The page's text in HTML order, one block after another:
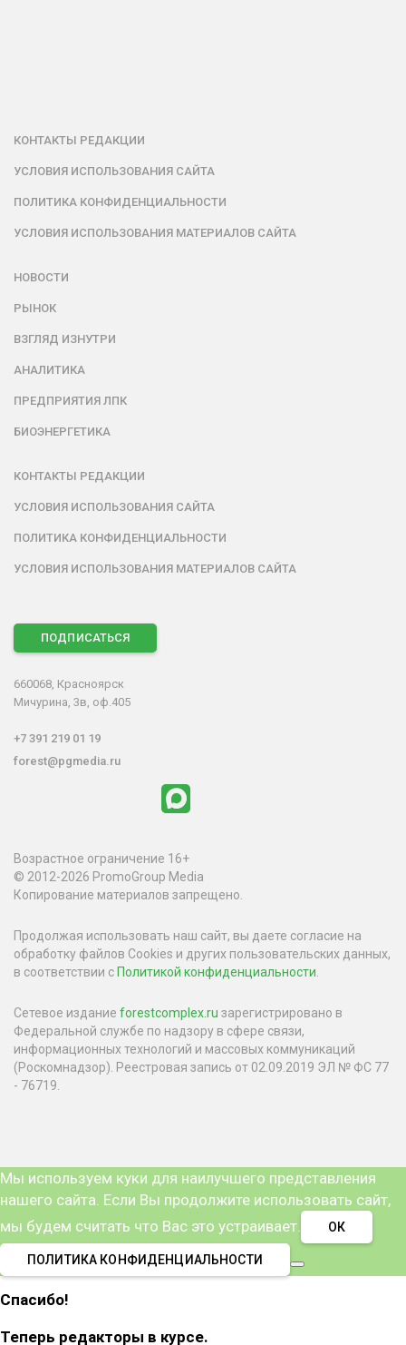
КОНТАКТЫ РЕДАКЦИИ
УСЛОВИЯ ИСПОЛЬЗОВАНИЯ САЙТА
ПОЛИТИКА КОНФИДЕНЦИАЛЬНОСТИ
УСЛОВИЯ ИСПОЛЬЗОВАНИЯ МАТЕРИАЛОВ САЙТА
НОВОСТИ
РЫНОК
ВЗГЛЯД ИЗНУТРИ
АНАЛИТИКА
ПРЕДПРИЯТИЯ ЛПК
БИОЭНЕРГЕТИКА
КОНТАКТЫ РЕДАКЦИИ
УСЛОВИЯ ИСПОЛЬЗОВАНИЯ САЙТА
ПОЛИТИКА КОНФИДЕНЦИАЛЬНОСТИ
УСЛОВИЯ ИСПОЛЬЗОВАНИЯ МАТЕРИАЛОВ САЙТА
ПОДПИСАТЬСЯ
660068, Красноярск
Мичурина, 3в, оф.405
+7 391 219 01 19
forest@pgmedia.ru
Возрастное ограничение 16+
© 2012-2026 PromoGroup Media
Копирование материалов запрещено.
Продолжая использовать наш сайт, вы даете согласие на
обработку файлов Cookies и других пользовательских данных,
в соответствии с Политикой конфиденциальности
Сетевое издание forestcomplex.ru зарегистрировано в
Федеральной службе по надзору в сфере связи,
информационных технологий и массовых коммуникаций
(Роскомнадзор). Реестровая запись от 02.09.2019 ЭЛ № ФС 77
- 76719.
Мы используем куки для наилучшего представления
нашего сайта. Если Вы продолжите использовать сайт,
мы будем считать что Вас это устраивает.
ОК
ПОЛИТИКА КОНФИДЕНЦИАЛЬНОСТИ
Спасибо!
Теперь редакторы в курсе.